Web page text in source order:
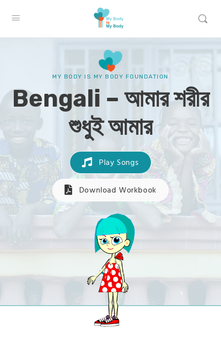
MY BODY IS MY BODY FOUNDATION
Bengali – আমার শরীর
শুধুই আমার
Play Songs
Download Workbook